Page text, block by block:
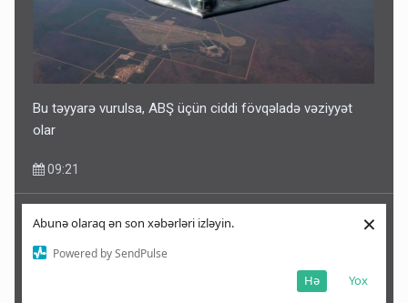
Abunə olaraq ən son xəbərləri izləyin.
Powered by SendPulse
Yox
Hə
×
Bu təyyarə vurulsa, ABŞ üçün ciddi fövqəladə vəziyyət
olar
09:21